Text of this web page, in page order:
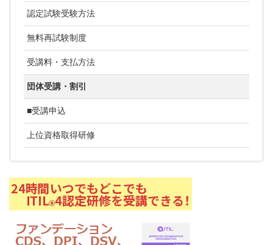
認定試験受験方法
無料再試験制度
受講料・支払方法
団体受講・割引
■受講申込
上位資格取得研修